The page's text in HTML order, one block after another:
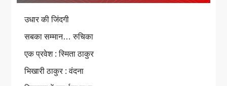
उधार की जिंदगी
सबका सम्मान… रुचिका
एक प्रवेश : स्मिता ठाकुर
भिखारी ठाकुर : वंदना